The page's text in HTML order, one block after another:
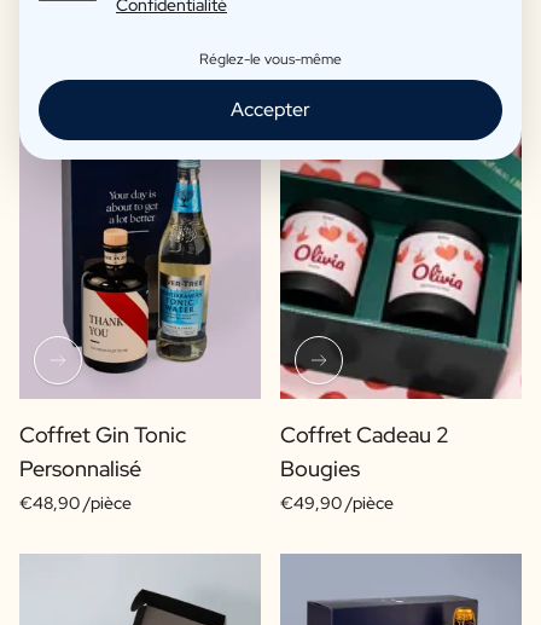
Coffret Gin Tonic
Personnalisé
€48,90 /pièce
Coffret Cadeau 2
Bougies
€49,90 /pièce
Confidentialité
Réglez-le vous-même
Accepter